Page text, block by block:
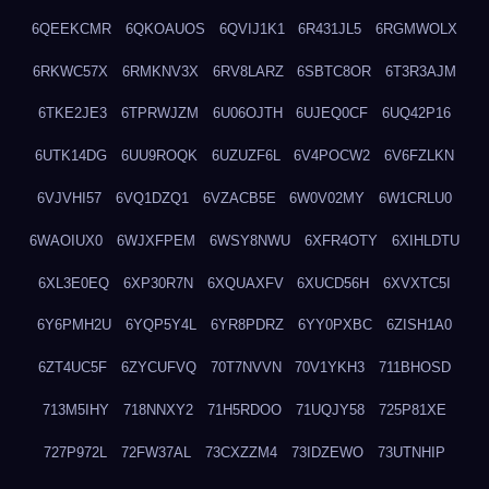
6QEEKCMR 6QKOAUOS 6QVIJ1K1 6R431JL5 6RGMWOLX
6RKWC57X 6RMKNV3X 6RV8LARZ 6SBTC8OR 6T3R3AJM
6TKE2JE3 6TPRWJZM 6U06OJTH 6UJEQ0CF 6UQ42P16
6UTK14DG 6UU9ROQK 6UZUZF6L 6V4POCW2 6V6FZLKN
6VJVHI57 6VQ1DZQ1 6VZACB5E 6W0V02MY 6W1CRLU0
6WAOIUX0 6WJXFPEM 6WSY8NWU 6XFR4OTY 6XIHLDTU
6XL3E0EQ 6XP30R7N 6XQUAXFV 6XUCD56H 6XVXTC5I
6Y6PMH2U 6YQP5Y4L 6YR8PDRZ 6YY0PXBC 6ZISH1A0
6ZT4UC5F 6ZYCUFVQ 70T7NVVN 70V1YKH3 711BHOSD
713M5IHY 718NNXY2 71H5RDOO 71UQJY58 725P81XE
727P972L 72FW37AL 73CXZZM4 73IDZEWO 73UTNHIP